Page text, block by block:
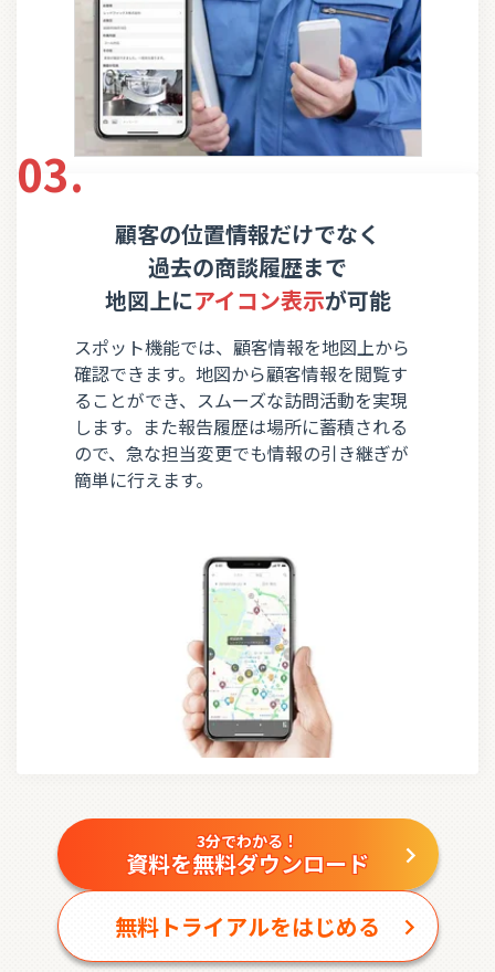
03.
顧客の位置情報だけでなく
過去の商談履歴まで
地図上にアイコン表示が可能
スポット機能では、顧客情報を地図上から
確認できます。地図から顧客情報を閲覧す
ることができ、スムーズな訪問活動を実現
します。また報告履歴は場所に蓄積される
ので、急な担当変更でも情報の引き継ぎが
簡単に行えます。
3分でわかる！
資料を無料ダウンロード
無料トライアルをはじめる